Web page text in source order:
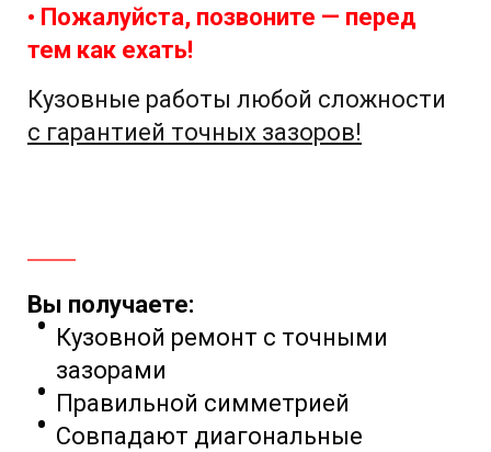
• Пожалуйста, позвоните — перед
тем как ехать!
Кузовные работы любой сложности
с гарантией точных зазоров!
Вы получаете:
Кузовной ремонт с точными
зазорами
Правильной симметрией
Совпадают диагональные